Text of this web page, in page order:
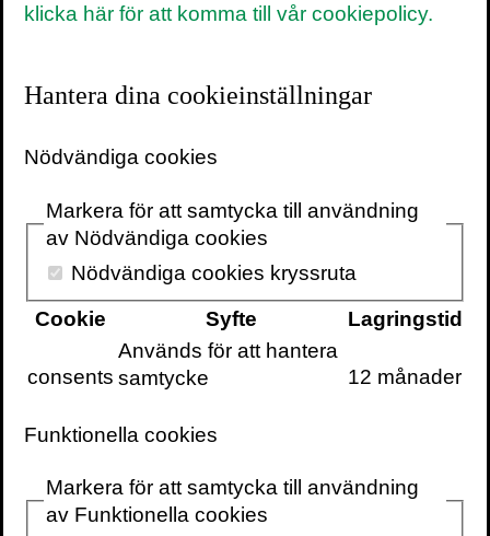
25 oktober 2019
När Arash Sanari
kom till redaktionen med
sin idé om en bok baserad på hans egna
tiden i Sverige så tänkte jag genast att det
enorm potential.
En enorm potential att bli dötråkig, vill säga.
Det var upplagt för att bli en sorts
samvetsbok, som ett förlag ger ut för att
visa på sunda värderingar och intresse för
samhällsfrågor – som alla pratar om men
som knappast resulterar i ens ett tusen
på sin höjd intresserar författarens familj
välvillig men sönderpolitiserad
ledarskribent. Ingen hade ju ens dött, vad
klicka här för att komma till vår cookiepolicy.
Hantera dina cookieinställningar
Nödvändiga cookies
Markera för att samtycka till användning
av Nödvändiga cookies
Nödvändiga cookies kryssruta
Cookie
Syfte Lagringstid
consents
Används för att hantera
samtycke
12 månader
Funktionella cookies
Markera för att samtycka till användning
av Funktionella cookies